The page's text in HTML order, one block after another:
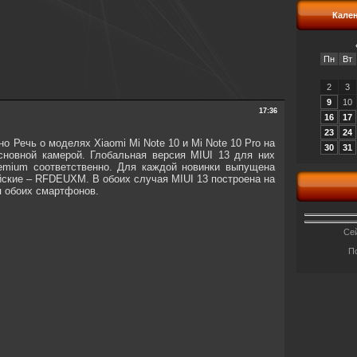
17:36
Речь о моделях Xiaomi Mi Note 10 и Mi Note 10 Pro на
камерой. Глобальная версия MIUI 13 для них
соответственно. Для каждой новинки выпущена
– RFDEUXM. В обоих случая MIUI 13 построена на
обоих смартфонов.
Пн
Вт
2
3
9
10
16
17
23
24
30
31